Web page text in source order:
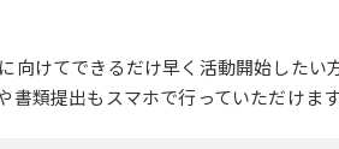
向けてできるだけ早く活動開始したい
類提出もスマホで行っていただけます